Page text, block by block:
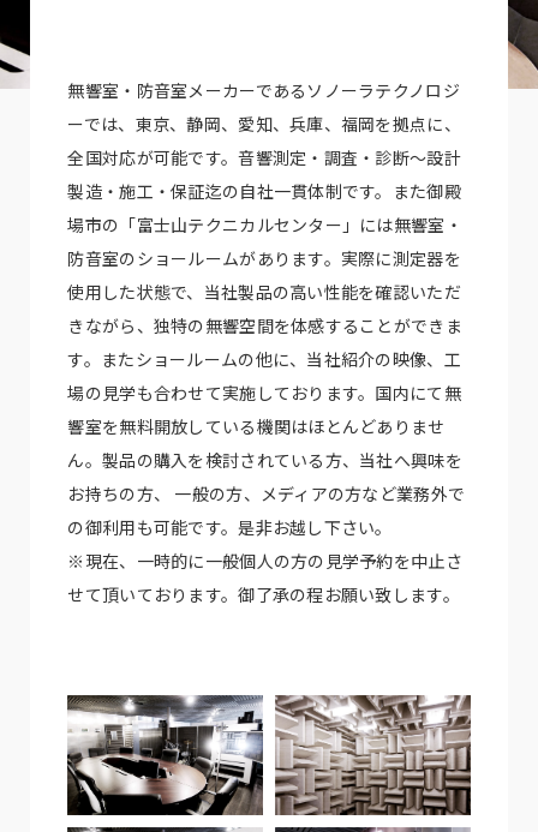
無響室・防音室メーカーであるソノーラテクノロジ
ーでは、東京、静岡、愛知、兵庫、福岡を拠点に、
全国対応が可能です。音響測定・調査・診断～設計
製造・施工・保証迄の自社一貫体制です。また御殿
場市の「富士山テクニカルセンター」には無響室・
防音室のショールームがあります。実際に測定器を
使用した状態で、当社製品の高い性能を確認いただ
きながら、独特の無響空間を体感することができま
す。またショールームの他に、当社紹介の映像、工
場の見学も合わせて実施しております。国内にて無
響室を無料開放している機関はほとんどありませ
ん。製品の購入を検討されている方、当社へ興味を
お持ちの方、 一般の方、メディアの方など業務外で
の御利用も可能です。是非お越し下さい。
※現在、一時的に一般個人の方の見学予約を中止さ
せて頂いております。御了承の程お願い致します。